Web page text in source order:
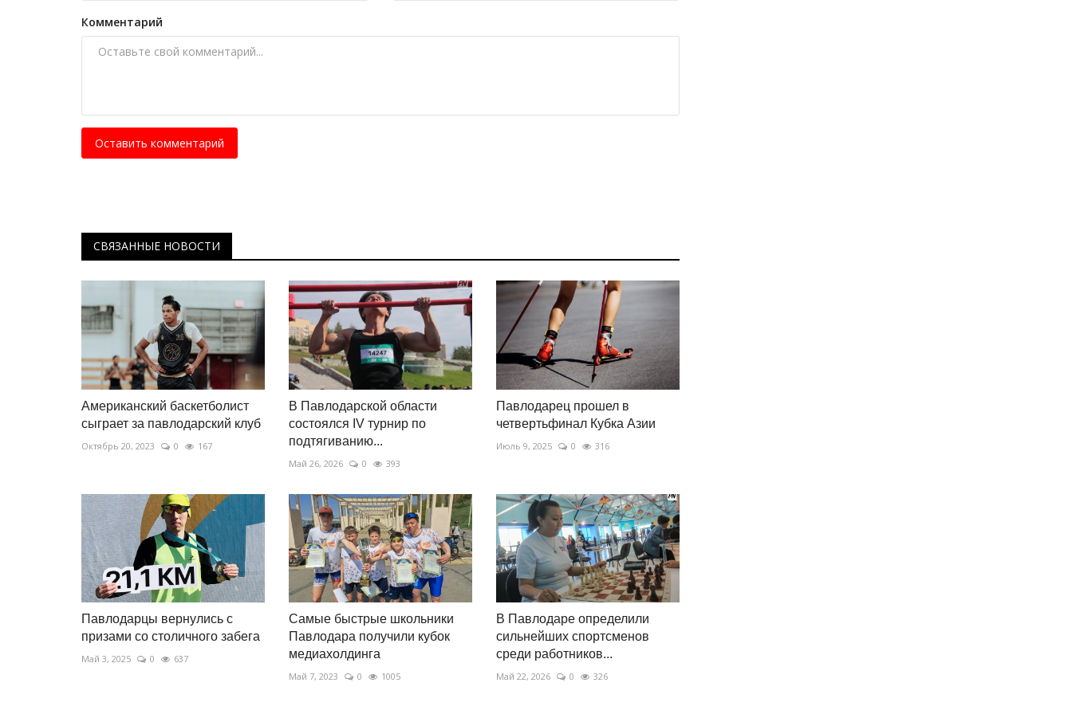
Комментарий
Оставить комментарий
СВЯЗАННЫЕ НОВОСТИ
Американский баскетболист
сыграет за павлодарский клуб
Октябрь 20, 2023 0 167
В Павлодарской области
состоялся IV турнир по
подтягиванию...
Май 26, 2026 0 393
Павлодарец прошел в
четвертьфинал Кубка Азии
Июль 9, 2025 0 316
Павлодарцы вернулись с
призами со столичного забега
Май 3, 2025 0 637
Самые быстрые школьники
Павлодара получили кубок
медиахолдинга
Май 7, 2023 0 1005
В Павлодаре определили
сильнейших спортсменов
среди работников...
Май 22, 2026 0 326